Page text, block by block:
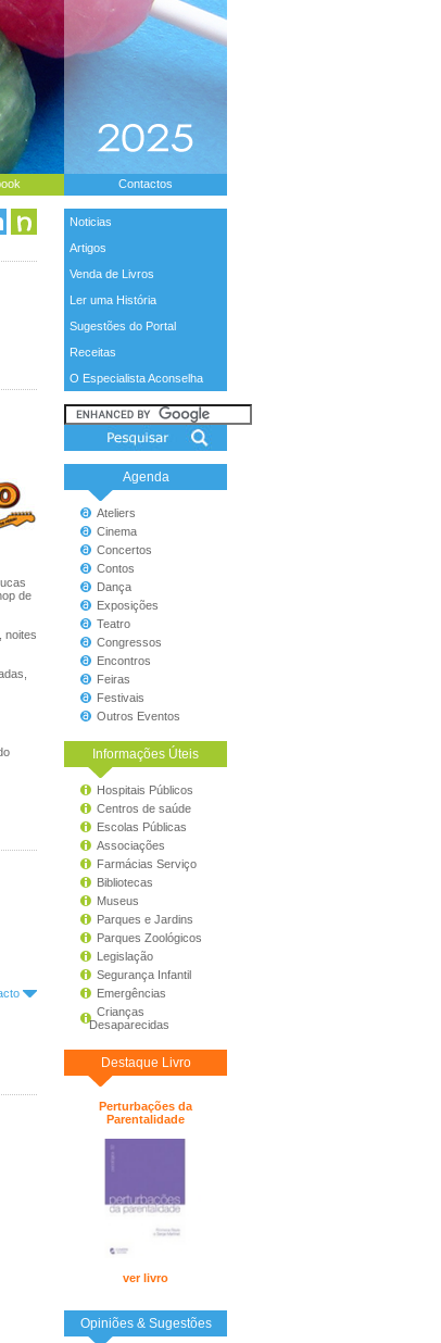
Contactos
Noticias
Artigos
Venda de Livros
Ler uma História
Sugestões do Portal
Receitas
O Especialista Aconselha
Agenda
Ateliers
Cinema
Concertos
Contos
Dança
Exposições
Teatro
Congressos
Encontros
Feiras
Festivais
Outros Eventos
Informações Úteis
Hospitais Públicos
Centros de saúde
Escolas Públicas
Associações
Farmácias Serviço
Bibliotecas
Museus
Parques e Jardins
Parques Zoológicos
Legislação
Segurança Infantil
Emergências
Crianças
Desaparecidas
Destaque Livro
Perturbações da
Parentalidade
ver livro
Opiniões & Sugestões
de
noites